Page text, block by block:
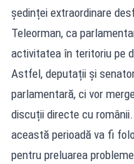
ședinței extraordinare
Teleorman, ca
activitatea în teritoriu pe
Astfel, deputații și
parlamentară, ci vor
discuții directe cu
această perioadă va fi
pentru preluarea